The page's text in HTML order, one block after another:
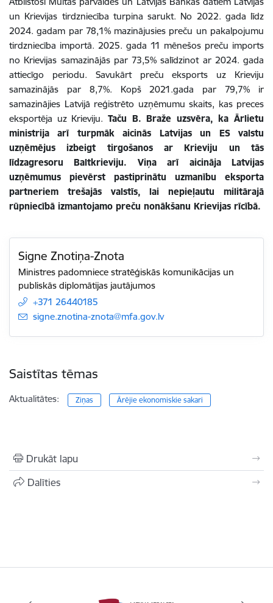
un Krievijas tirdzniecība turpina sarukt. No 2022. gada līdz
2024. gadam par 78,1% mazinājusies preču un pakalpojumu
tirdzniecība importā. 2025. gada 11 mēnešos preču imports
no Krievijas samazinājās par 73,5% salīdzinot ar 2024. gada
attiecīgo periodu. Savukārt preču eksports uz Krieviju
samazinājās par 8,7%. Kopš 2021.gada par 79,7% ir
samazinājies Latvijā reģistrēto uzņēmumu skaits, kas preces
eksportēja uz Krieviju. Taču B. Braže uzsvēra, ka Ārlietu
ministrija arī turpmāk aicinās Latvijas un ES valstu
uzņēmējus izbeigt tirgošanos ar Krieviju un tās
līdzagresoru Baltkrieviju. Viņa arī aicināja Latvijas
uzņēmumus pievērst pastiprinātu uzmanību eksporta
partneriem trešajās valstīs, lai nepieļautu militārajā
rūpniecībā izmantojamo preču nonākšanu Krievijas rīcībā.
Signe Znotiņa-Znota
Ministres padomniece stratēģiskās komunikācijas un
publiskās diplomātijas jautājumos
+371 26440185
E-pasts:
signe.znotina-znota@mfa.gov.lv
Saistītas tēmas
Aktualitātes: Ziņas Ārējie ekonomiskie sakari
Drukāt lapu
Dalīties